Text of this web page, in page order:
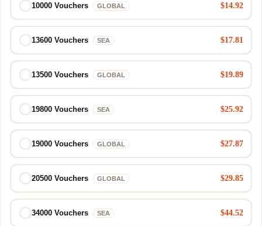
10000 Vouchers GLOBAL $14.92
13600 Vouchers SEA $17.81
13500 Vouchers GLOBAL $19.89
19800 Vouchers SEA $25.92
19000 Vouchers GLOBAL $27.87
20500 Vouchers GLOBAL $29.85
34000 Vouchers SEA $44.52